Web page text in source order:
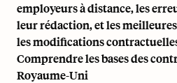
employeurs à distance, les
leur rédaction, et les
les modifications
Comprendre les bases des
Royaume-Uni